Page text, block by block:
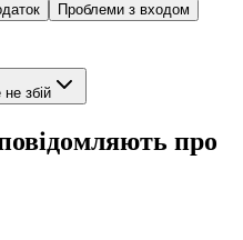
Проблеми з входом
збій
про